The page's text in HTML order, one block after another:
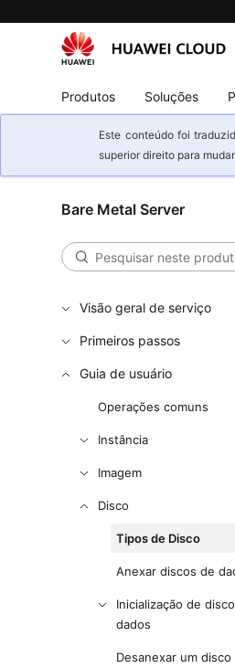
Produtos Soluções
Este conteúdo foi
superior direito para
Bare Metal Server
Visão geral de serviço
Primeiros passos
Guia de usuário
Operações comuns
Instância
Imagem
Disco
Tipos de Disco
Anexar discos de
Inicialização de
dados
Desanexar um disco